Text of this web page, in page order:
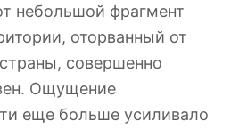
небольшой фрагмент
оторванный от
совершенно
Ощущение
еще больше усиливало